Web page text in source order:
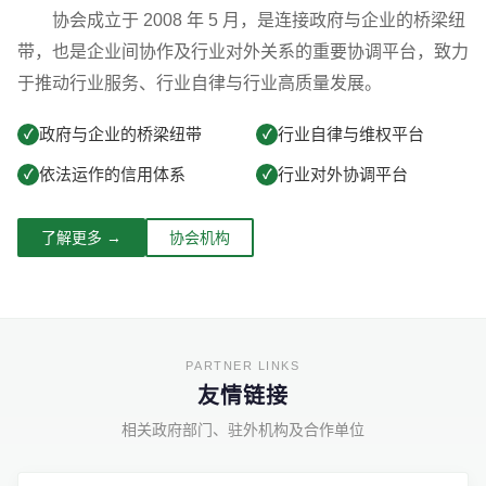
协会成立于 2008 年 5 月，是连接政府与企业的桥梁纽
带，也是企业间协作及行业对外关系的重要协调平台，致力
于推动行业服务、行业自律与行业高质量发展。
✓ 政府与企业的桥梁纽带 ✓ 行业自律与维权平台
✓ 依法运作的信用体系 ✓ 行业对外协调平台
了解更多 → 协会机构
友情链接
相关政府部门、驻外机构及合作单位